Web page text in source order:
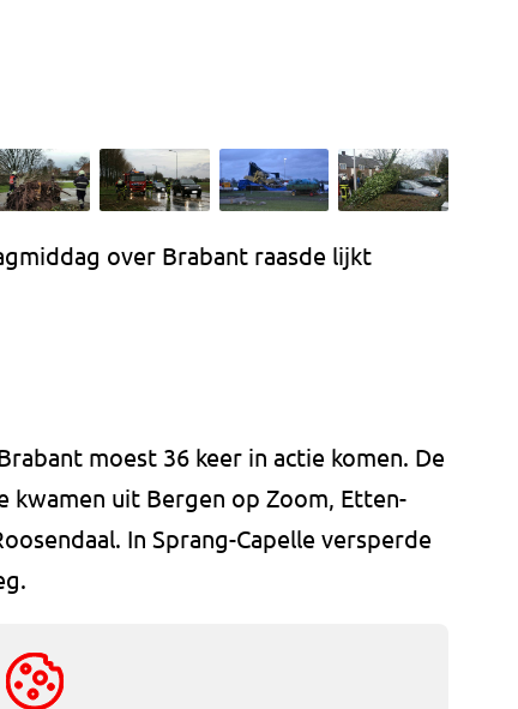
over Brabant raasde lijkt
moest 36 keer in actie komen. De
kwamen uit Bergen op Zoom, Etten-
In Sprang-Capelle versperde